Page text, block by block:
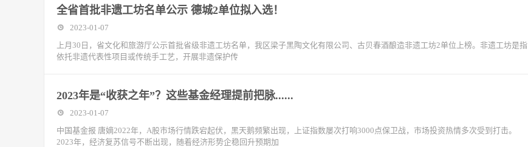
全省首批非遗工坊名单公示 德城2单位拟入选！
2023-01-07
上月30日，省文化和旅游厅公示首批省级非遗工坊名单，我区梁子黑陶文化有限公司、古贝春酒酿造非遗工坊2单位上榜。非遗工坊是指
依托非遗代表性项目或传统手工艺，开展非遗保护传
2023年是“收获之年”？这些基金经理提前把脉......
2023-01-07
中国基金报 唐嫡2022年，A股市场行情跌宕起伏，黑天鹅频繁出现，上证指数屡次打响3000点保卫战，市场投资热情多次受到打击。
2023年，经济复苏信号不断出现，随着经济形势企稳回升预期加